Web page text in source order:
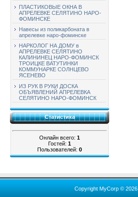
ПЛАСТИКОВЫЕ ОКНА В
АПРЕЛЕВКЕ СЕЛЯТИНО НАРО-
ФОМИНСКЕ
Навесы из поликарбоната в
апрелевке наро-фоминске
НАРКОЛОГ НА ДОМУ в
АПРЕЛЕВКЕ СЕЛЯТИНО
КАЛИНИНЕЦ НАРО-ФОМИНСК
ТРОИЦКЕ ВАТУТИНКИ
КОММУНАРКЕ СОЛНЦЕВО
ЯСЕНЕВО
ИЗ РУК В РУКИ ДОСКА
ОБЪЯВЛЕНИЙ АПРЕЛЕВКА
СЕЛЯТИНО НАРО-ФОМИНСК
Статистика
Онлайн всего: 1
Гостей: 1
Пользователей: 0
Copyright MyCorp © 2026